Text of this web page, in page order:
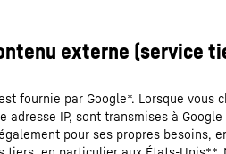
fournie par Google*. Lorsque vous
adresse IP, sont transmises à
pour ses propres besoins,